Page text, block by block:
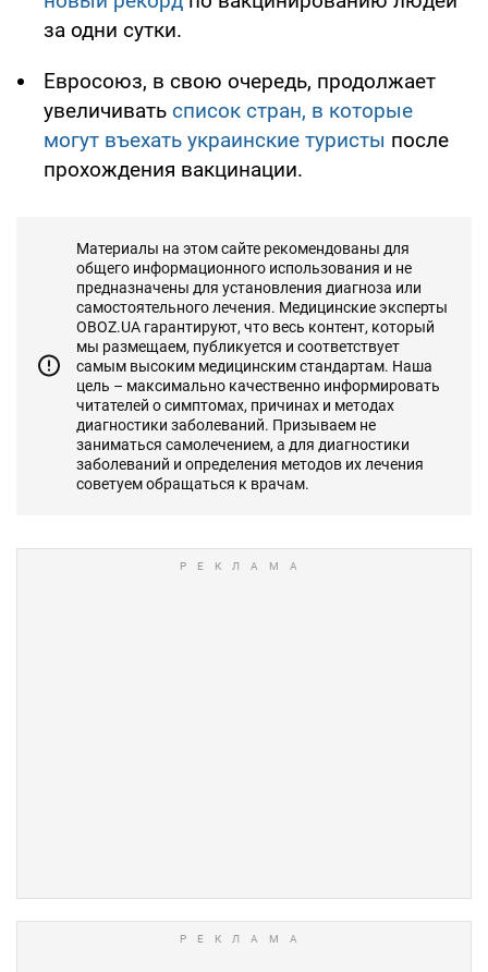
за одни сутки.
Евросоюз, в свою очередь, продолжает
увеличивать список стран, в которые
могут въехать украинские туристы после
прохождения вакцинации.
Материалы на этом сайте рекомендованы для
общего информационного использования и не
предназначены для установления диагноза или
самостоятельного лечения. Медицинские эксперты
OBOZ.UA гарантируют, что весь контент, который
мы размещаем, публикуется и соответствует
самым высоким медицинским стандартам. Наша
цель – максимально качественно информировать
читателей о симптомах, причинах и методах
диагностики заболеваний. Призываем не
заниматься самолечением, а для диагностики
заболеваний и определения методов их лечения
советуем обращаться к врачам.